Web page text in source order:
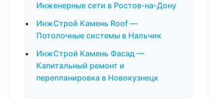
Инженерные сети в Ростов-на-Дону
ИнжСтрой Камень Roof —
Потолочные системы в Нальчик
ИнжСтрой Камень Фасад —
Капитальный ремонт и
перепланировка в Новокузнецк